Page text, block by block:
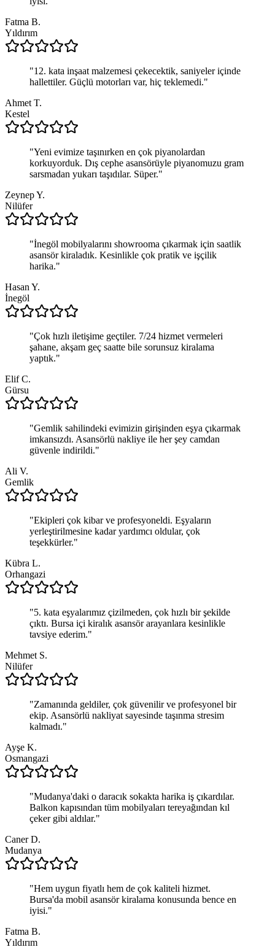
Fatma B.
Yıldırım
"12. kata inşaat malzemesi çekecektik, saniyeler içinde
hallettiler. Güçlü motorları var, hiç teklemedi."
Ahmet T.
Kestel
"Yeni evimize taşınırken en çok piyanolardan
korkuyorduk. Dış cephe asansörüyle piyanomuzu gram
sarsmadan yukarı taşıdılar. Süper."
Zeynep Y.
Nilüfer
"İnegöl mobilyalarını showrooma çıkarmak için saatlik
asansör kiraladık. Kesinlikle çok pratik ve işçilik
harika."
Hasan Y.
İnegöl
"Çok hızlı iletişime geçtiler. 7/24 hizmet vermeleri
şahane, akşam geç saatte bile sorunsuz kiralama
yaptık."
Elif C.
Gürsu
"Gemlik sahilindeki evimizin girişinden eşya çıkarmak
imkansızdı. Asansörlü nakliye ile her şey camdan
güvenle indirildi."
Ali V.
Gemlik
"Ekipleri çok kibar ve profesyoneldi. Eşyaların
yerleştirilmesine kadar yardımcı oldular, çok
teşekkürler."
Kübra L.
Orhangazi
"5. kata eşyalarımız çizilmeden, çok hızlı bir şekilde
çıktı. Bursa içi kiralık asansör arayanlara kesinlikle
tavsiye ederim."
Mehmet S.
Nilüfer
"Zamanında geldiler, çok güvenilir ve profesyonel bir
ekip. Asansörlü nakliyat sayesinde taşınma stresim
kalmadı."
Ayşe K.
Osmangazi
"Mudanya'daki o daracık sokakta harika iş çıkardılar.
Balkon kapısından tüm mobilyaları tereyağından kıl
çeker gibi aldılar."
Caner D.
Mudanya
"Hem uygun fiyatlı hem de çok kaliteli hizmet.
Bursa'da mobil asansör kiralama konusunda bence en
iyisi."
Fatma B.
Yıldırım